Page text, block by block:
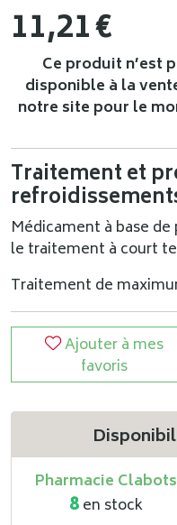
11,21€
Ce produit n’est
disponible à la
notre site pour le
Traitement et
Médicament à base
le traitement à court
Traitement de
Ajouter à mes
favoris
Pharmacie Clabots
8en stock